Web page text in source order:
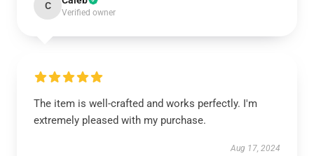
C
Verified owner
The item is well-crafted and works perfectly. I'm
extremely pleased with my purchase.
Aug 17, 2024